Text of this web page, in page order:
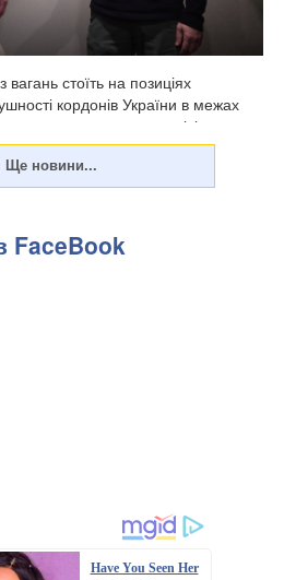
стоїть на позиціях
кордонів України в межах
чи компромісів у
Про це заявив президент Сербії
із президентом Воло...
FaceBook
Have You Seen Her